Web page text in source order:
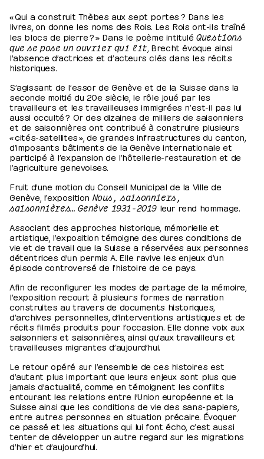
« Qui a construit Thèbes aux sept portes ? Dans les
livres, on donne les noms des Rois. Les Rois ont-ils traîné
les blocs de pierre ? » Dans le poème intituléQuestions
que se pose un ouvrier qui lit, Brecht évoque ainsi
l’absence d’actrices et d’acteurs clés dans les récits
historiques.
S’agissant de l’essor de Genève et de la Suisse dans la
seconde moitié du 20e siècle, le rôle joué par les
travailleurs et les travailleuses immigrées n’est-il pas lui
aussi occulté ? Or des dizaines de milliers de saisonniers
et de saisonnières ont contribué à construire plusieurs
« cités-satellites », de grandes infrastructures du canton,
d’imposants bâtiments de la Genève internationale et
participé à l’expansion de l’hôtellerie-restauration et de
l’agriculture genevoises.
Fruit d’une motion du Conseil Municipal de la Ville de
Genève, l’exposition Nous, saisonniers,
saisonnières… Genève 1931-2019 leur rend hommage.
Associant des approches historique, mémorielle et
artistique, l’exposition témoigne des dures conditions de
vie et de travail que la Suisse a réservées aux personnes
détentrices d’un permis A. Elle ravive les enjeux d’un
épisode controversé de l’histoire de ce pays.
Afin de reconfigurer les modes de partage de la mémoire,
l’exposition recourt à plusieurs formes de narration
construites au travers de documents historiques,
d’archives personnelles, d’interventions artistiques et de
récits filmés produits pour l’occasion. Elle donne voix aux
saisonniers et saisonnières, ainsi qu’aux travailleurs et
travailleuses migrantes d’aujourd’hui.
Le retour opéré sur l’ensemble de ces histoires est
d’autant plus important que leurs enjeux sont plus que
jamais d’actualité, comme en témoignent les conflits
entourant les relations entre l’Union européenne et la
Suisse ainsi que les conditions de vie des sans-papiers,
entre autres personnes en situation précaire. Évoquer
ce passé et les situations qui lui font écho, c’est aussi
tenter de développer un autre regard sur les migrations
d’hier et d’aujourd’hui.